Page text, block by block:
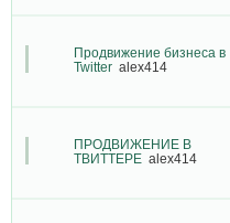
Продвижение бизнеса в
Twitter alex414
ПРОДВИЖЕНИЕ В
ТВИТТЕРЕ alex414